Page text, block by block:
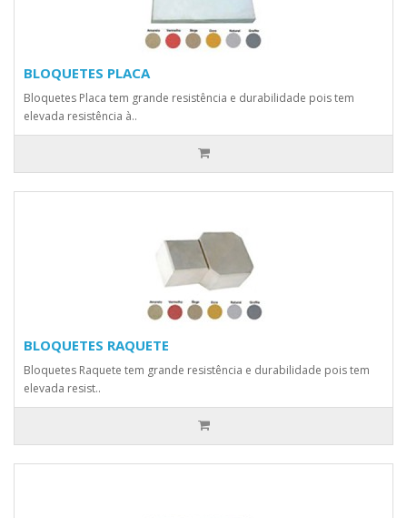
BLOQUETES PLACA
Bloquetes Placa tem grande resistência e durabilidade pois tem
elevada resistência à..
BLOQUETES RAQUETE
Bloquetes Raquete tem grande resistência e durabilidade pois tem
elevada resist..